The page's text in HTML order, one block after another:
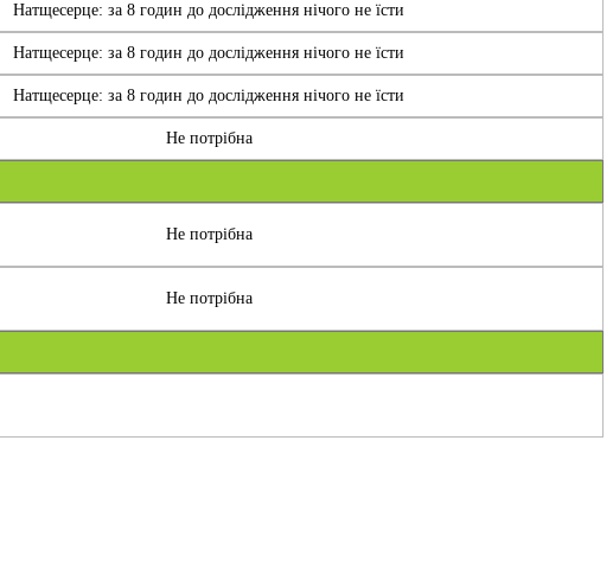
Натщесерце: за 8 годин до дослідження нічого не їсти
Натщесерце: за 8 годин до дослідження нічого не їсти
Натщесерце: за 8 годин до дослідження нічого не їсти
Не потрібна
Не потрібна
Не потрібна